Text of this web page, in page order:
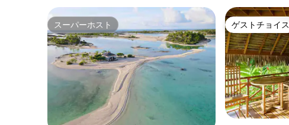
スーパーホスト
スーパーホスト ゲストチョイス
ゲストチョイス